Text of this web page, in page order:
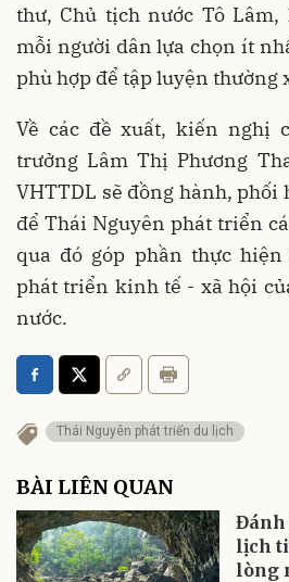
thư, Chủ tịch nước Tô
mỗi người dân lựa chọn ít
phù hợp để tập luyện thường
Về các đề xuất, kiến nghị
trưởng Lâm Thị Phương
VHTTDL sẽ đồng hành, phối
để Thái Nguyên phát triển
qua đó góp phần thực
phát triển kinh tế - xã hội
nước.
Thái Nguyên phát triển du lịch
BÀI LIÊN QUAN
Đánh
lịch
lòng